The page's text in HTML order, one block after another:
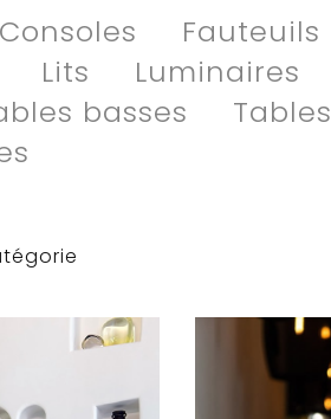
Consoles
Fauteuils
Lits
Luminaires
basses
Tables